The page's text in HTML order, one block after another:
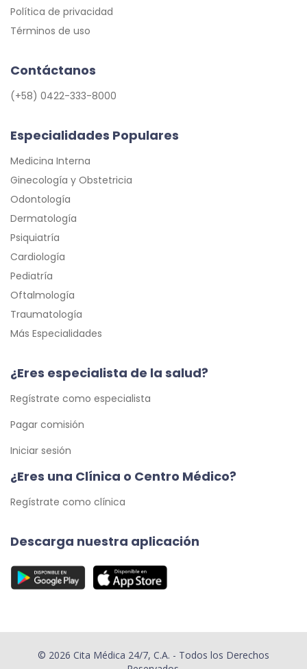
Política de privacidad
Términos de uso
Contáctanos
(+58) 0422-333-8000
Especialidades Populares
Medicina Interna
Ginecología y Obstetricia
Odontología
Dermatología
Psiquiatría
Cardiología
Pediatría
Oftalmología
Traumatología
Más Especialidades
¿Eres especialista de la salud?
Regístrate como especialista
Pagar comisión
Iniciar sesión
¿Eres una Clínica o Centro Médico?
Regístrate como clínica
Descarga nuestra aplicación
© 2026 Cita Médica 24/7, C.A. - Todos los Derechos